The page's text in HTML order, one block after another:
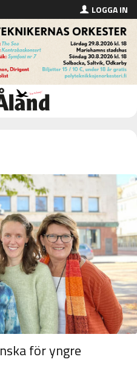
LOGGA IN
för yngre